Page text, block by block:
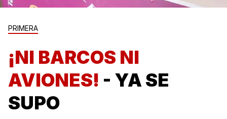
PRIMERA
¡NI BARCOS NI
AVIONES! - YA SE
SUPO